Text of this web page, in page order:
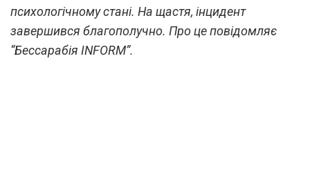
психологічному стані. На щастя, інцидент
завершився благополучно. Про це повідомляє
“Бессарабія INFORM”.